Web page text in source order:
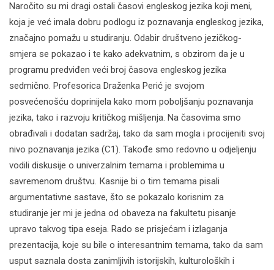
Naročito su mi dragi ostali časovi engleskog jezika koji meni,
koja je već imala dobru podlogu iz poznavanja engleskog jezika,
značajno pomažu u studiranju. Odabir društveno jezičkog-
smjera se pokazao i te kako adekvatnim, s obzirom da je u
programu predviđen veći broj časova engleskog jezika
sedmično. Profesorica Draženka Perić je svojom
posvećenošću doprinijela kako mom poboljšanju poznavanja
jezika, tako i razvoju kritičkog mišljenja. Na časovima smo
obrađivali i dodatan sadržaj, tako da sam mogla i procijeniti svoj
nivo poznavanja jezika (C1). Takođe smo redovno u odjeljenju
vodili diskusije o univerzalnim temama i problemima u
savremenom društvu. Кasnije bi o tim temama pisali
argumentativne sastave, što se pokazalo korisnim za
studiranje jer mi je jedna od obaveza na fakultetu pisanje
upravo takvog tipa eseja. Rado se prisjećam i izlaganja
prezentacija, koje su bile o interesantnim temama, tako da sam
usput saznala dosta zanimljivih istorijskih, kulturoloških i